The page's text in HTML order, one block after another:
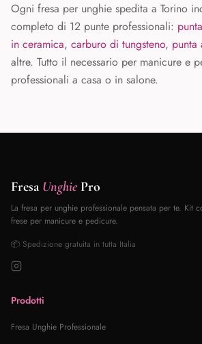
Ogni fresa per unghie spedita a Torino
completo di 12 punte professionali:
in ceramica, carburo di tungsteno, punta
altre. Tutto il necessario per manicure e
professionali a casa o in salone.
Fresa Unghie Pro
La fresa per unghie professionale pensata per te. Kit
frese per manicure e pedicure.
📦 Spedizione gratuita in tutta Italia
Prodotti
Fresa Unghie Professionale